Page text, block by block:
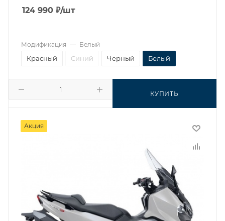
124 990 ₽/шт
КУПИТЬ
Модификация — Белый
Красный Синий Черный Белый
Акция